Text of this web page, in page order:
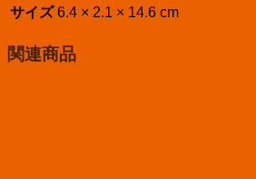
サイズ 6.4 × 2.1 × 14.6 cm
関連商品